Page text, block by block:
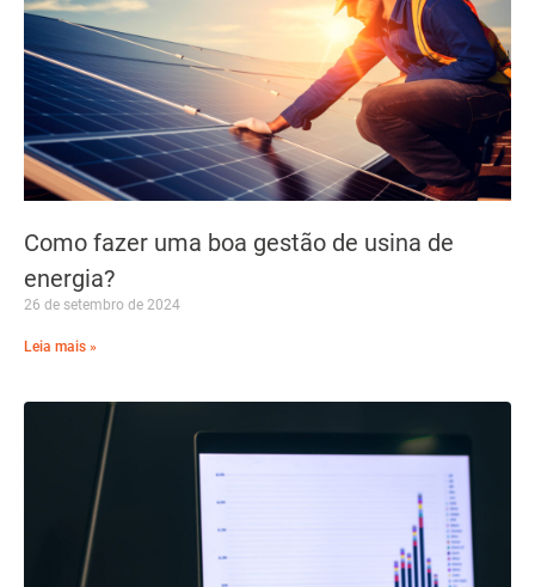
Como fazer uma boa gestão de usina de
energia?
26 de setembro de 2024
Leia mais »